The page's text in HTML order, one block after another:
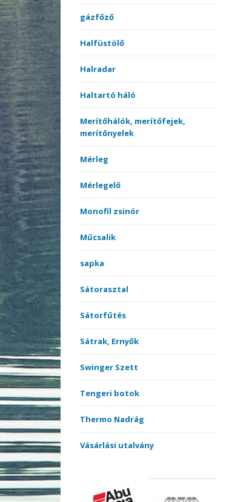
gázfőző
Halfüstölő
Halradar
Haltartó háló
Merítőhálók, merítőfejek,
merítőnyelek
Mérleg
Mérlegelő
Monofil zsinór
Műcsalik
sapka
Sátorasztal
Sátorfűtés
Sátrak, Ernyők
Swinger Szett
Tengeri botok
Thermo Nadrág
Vásárlási utalvány